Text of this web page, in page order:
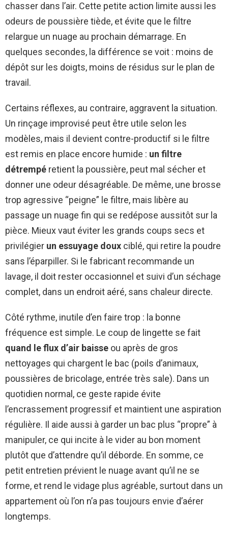
chasser dans l’air. Cette petite action limite aussi les
odeurs de poussière tiède, et évite que le filtre
relargue un nuage au prochain démarrage. En
quelques secondes, la différence se voit : moins de
dépôt sur les doigts, moins de résidus sur le plan de
travail.
Certains réflexes, au contraire, aggravent la situation.
Un rinçage improvisé peut être utile selon les
modèles, mais il devient contre-productif si le filtre
est remis en place encore humide : un filtre
détrempé retient la poussière, peut mal sécher et
donner une odeur désagréable. De même, une brosse
trop agressive “peigne” le filtre, mais libère au
passage un nuage fin qui se redépose aussitôt sur la
pièce. Mieux vaut éviter les grands coups secs et
privilégier un essuyage doux ciblé, qui retire la poudre
sans l’éparpiller. Si le fabricant recommande un
lavage, il doit rester occasionnel et suivi d’un séchage
complet, dans un endroit aéré, sans chaleur directe.
Côté rythme, inutile d’en faire trop : la bonne
fréquence est simple. Le coup de lingette se fait
quand le flux d’air baisse ou après de gros
nettoyages qui chargent le bac (poils d’animaux,
poussières de bricolage, entrée très sale). Dans un
quotidien normal, ce geste rapide évite
l’encrassement progressif et maintient une aspiration
régulière. Il aide aussi à garder un bac plus “propre” à
manipuler, ce qui incite à le vider au bon moment
plutôt que d’attendre qu’il déborde. En somme, ce
petit entretien prévient le nuage avant qu’il ne se
forme, et rend le vidage plus agréable, surtout dans un
appartement où l’on n’a pas toujours envie d’aérer
longtemps.